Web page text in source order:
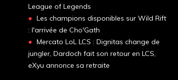
League of Legends
Les champions disponibles sur Wild Rift
: l'arrivée de Cho'Gath
Mercato LoL LCS : Dignitas change de
jungler, Dardoch fait son retour en LCS,
eXyu annonce sa retraite